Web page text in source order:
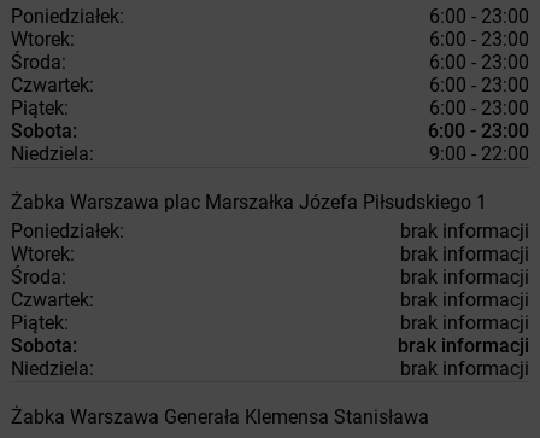
Poniedziałek:
6:00 - 23:00
Wtorek:
6:00 - 23:00
Środa:
6:00 - 23:00
Czwartek:
6:00 - 23:00
Piątek:
6:00 - 23:00
Sobota:
6:00 - 23:00
Niedziela:
9:00 - 22:00
Żabka Warszawa plac Marszałka Józefa Piłsudskiego 1
Poniedziałek:
brak informacji
Wtorek:
brak informacji
Środa:
brak informacji
Czwartek:
brak informacji
Piątek:
brak informacji
Sobota:
brak informacji
Niedziela:
brak informacji
Żabka Warszawa Generała Klemensa Stanisława